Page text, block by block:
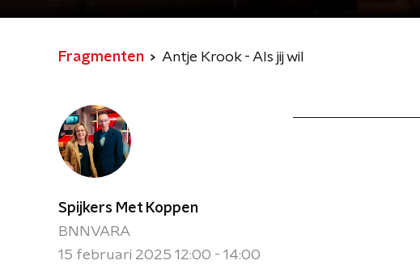
Fragmenten Antje Krook - Als jij wil
Spijkers Met Koppen
BNNVARA
15 februari 2025 12:00 - 14:00